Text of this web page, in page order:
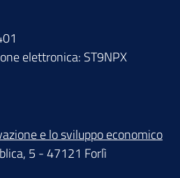
elettronica: ST9NPX
e lo sviluppo economico
5 - 47121 Forlì